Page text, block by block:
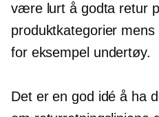
være lurt å godta retur
produktkategorier
for eksempel undertøy.
Det er en god idé å ha